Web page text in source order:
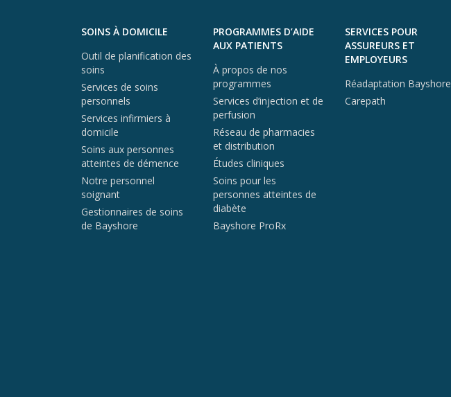
Aller au contenu du pied de page
SOINS À DOMICILE
Outil de planification des
soins
Services de soins
personnels
Services infirmiers à
domicile
Soins aux personnes
atteintes de démence
Notre personnel
soignant
Gestionnaires de soins
de Bayshore
PROGRAMMES D’AIDE
AUX PATIENTS
À propos de nos
programmes
Services d’injection et de
perfusion
Réseau de pharmacies
et distribution
Études cliniques
Soins pour les
personnes atteintes de
diabète
Bayshore ProRx
SERVICES POUR
ASSUREURS ET
EMPLOYEURS
Réadaptation Bayshore
Carepath